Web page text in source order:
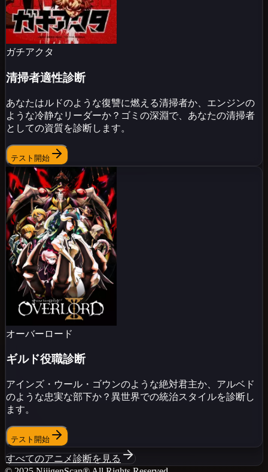
ガチアクタ
清掃者適性診断
あなたはルドのような復讐に燃える清掃者か、エンジンの
ような冷静なリーダーか？ゴミの深淵で、あなたの清掃者
としての資質を診断します。
テスト開始
オーバーロード
ギルド役職診断
アインズ・ウール・ゴウンのような絶対君主か、アルベド
のような忠実な部下か？異世界での統治スタイルを診断し
ます。
テスト開始
すべてのアニメ診断を見る